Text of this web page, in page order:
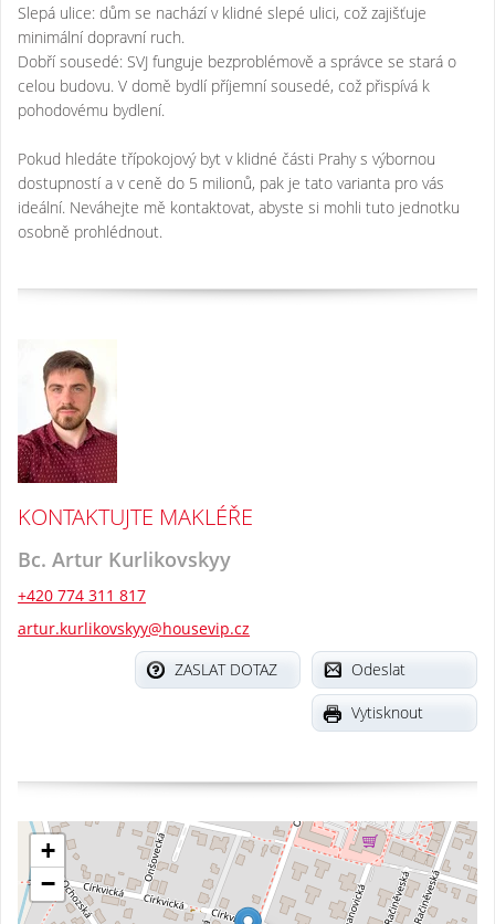
Slepá ulice: dům se nachází v klidné slepé ulici, což zajišťuje
minimální dopravní ruch.
Dobří sousedé: SVJ funguje bezproblémově a správce se stará o
celou budovu. V domě bydlí příjemní sousedé, což přispívá k
pohodovému bydlení.
Pokud hledáte třípokojový byt v klidné části Prahy s výbornou
dostupností a v ceně do 5 milionů, pak je tato varianta pro vás
ideální. Neváhejte mě kontaktovat, abyste si mohli tuto jednotku
osobně prohlédnout.
KONTAKTUJTE MAKLÉŘE
Bc. Artur Kurlikovskyy
+420 774 311 817
artur.kurlikovskyy@housevip.cz
Odeslat
ZASLAT DOTAZ
Vytisknout
+
−